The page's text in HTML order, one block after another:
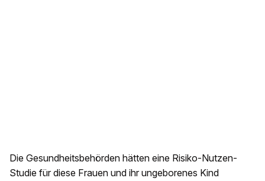
Die Gesundheitsbehörden hätten eine Risiko-Nutzen-
Studie für diese Frauen und ihr ungeborenes Kind